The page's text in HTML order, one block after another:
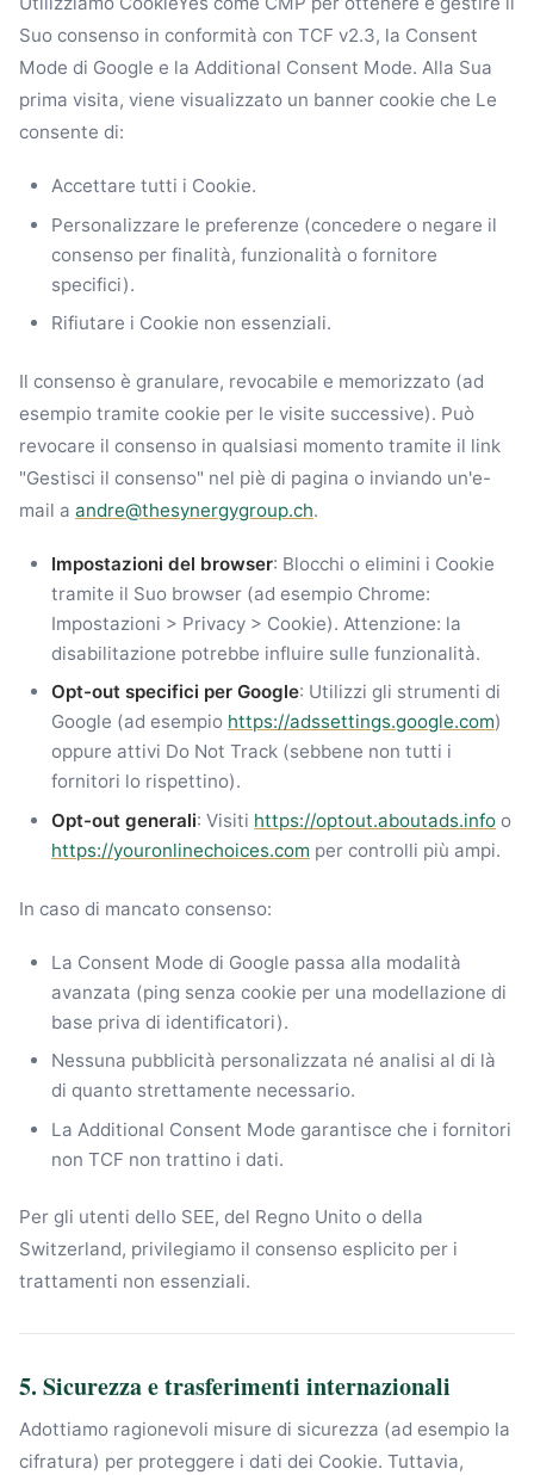
Suo consenso in conformità con TCF v2.3, la Consent
Mode di Google e la Additional Consent Mode. Alla Sua
prima visita, viene visualizzato un banner cookie che Le
consente di:
Accettare tutti i Cookie.
Personalizzare le preferenze (concedere o negare il
consenso per finalità, funzionalità o fornitore
specifici).
Rifiutare i Cookie non essenziali.
Il consenso è granulare, revocabile e memorizzato (ad
esempio tramite cookie per le visite successive). Può
revocare il consenso in qualsiasi momento tramite il link
"Gestisci il consenso" nel piè di pagina o inviando un'e-
mail a andre@thesynergygroup.ch.
Impostazioni del browser: Blocchi o elimini i Cookie
tramite il Suo browser (ad esempio Chrome:
Impostazioni > Privacy > Cookie). Attenzione: la
disabilitazione potrebbe influire sulle funzionalità.
Opt-out specifici per Google: Utilizzi gli strumenti di
Google (ad esempio https://adssettings.google.com)
oppure attivi Do Not Track (sebbene non tutti i
fornitori lo rispettino).
Opt-out generali: Visiti https://optout.aboutads.info o
https://youronlinechoices.com per controlli più ampi.
In caso di mancato consenso:
La Consent Mode di Google passa alla modalità
avanzata (ping senza cookie per una modellazione di
base priva di identificatori).
Nessuna pubblicità personalizzata né analisi al di là
di quanto strettamente necessario.
La Additional Consent Mode garantisce che i fornitori
non TCF non trattino i dati.
Per gli utenti dello SEE, del Regno Unito o della
Switzerland, privilegiamo il consenso esplicito per i
trattamenti non essenziali.
5. Sicurezza e trasferimenti internazionali
Adottiamo ragionevoli misure di sicurezza (ad esempio la
cifratura) per proteggere i dati dei Cookie. Tuttavia,